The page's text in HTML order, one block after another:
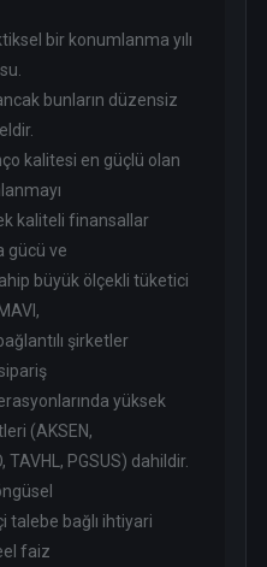
bir konumlanma yılı
bunların düzensiz
kalitesi en güçlü olan
kaliteli finansallar
gücü ve
büyük ölçekli tüketici
şirketler
yüksek
(AKSEN,
TAVHL, PGSUS) dahildir.
talebe bağlı ihtiyari
faiz